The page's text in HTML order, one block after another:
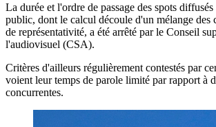
La durée et l'ordre de passage des spots
public, dont le calcul découle d'un mélange des
de représentativité, a été arrêté par le Conseil
l'audiovisuel (CSA).
Critères d'ailleurs régulièrement contestés par
voient leur temps de parole limité par rapport à
concurrentes.